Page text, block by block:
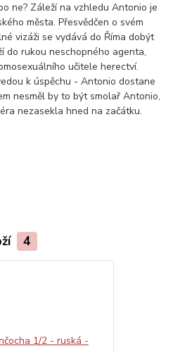
ne? Záleží na vzhledu Antonio je
města. Přesvědčen o svém
vizáži se vydává do Říma dobýt
do rukou neschopného agenta,
učitele herectví.
k úspěchu - Antonio dostane
nesměl by to být smolař Antonio,
nezasekla hned na začátku.
4